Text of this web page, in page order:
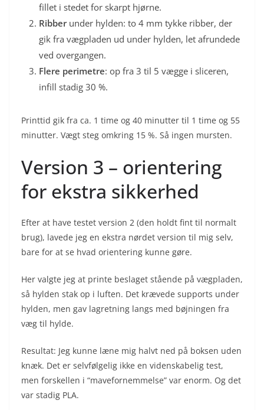
fillet i stedet for skarpt hjørne.
Ribberunder hylden: to 4 mm tykke ribber, der
gik fra vægpladen ud under hylden, let afrundede
ved overgangen.
Flere perimetre: op fra 3 til 5 vægge i sliceren,
infill stadig 30 %.
Printtid gik fra ca. 1 time og 40 minutter til 1 time og 55
minutter. Vægt steg omkring 15 %. Så ingen mursten.
Version 3 – orientering
for ekstra sikkerhed
Efter at have testet version 2 (den holdt fint til normalt
brug), lavede jeg en ekstra nørdet version til mig selv,
bare for at se hvad orientering kunne gøre.
Her valgte jeg at printe beslaget stående på vægpladen,
så hylden stak op i luften. Det krævede supports under
hylden, men gav lagretning langs med bøjningen fra
væg til hylde.
Resultat: Jeg kunne læne mig halvt ned på boksen uden
knæk. Det er selvfølgelig ikke en videnskabelig test,
men forskellen i “mavefornemmelse” var enorm. Og det
var stadig PLA.